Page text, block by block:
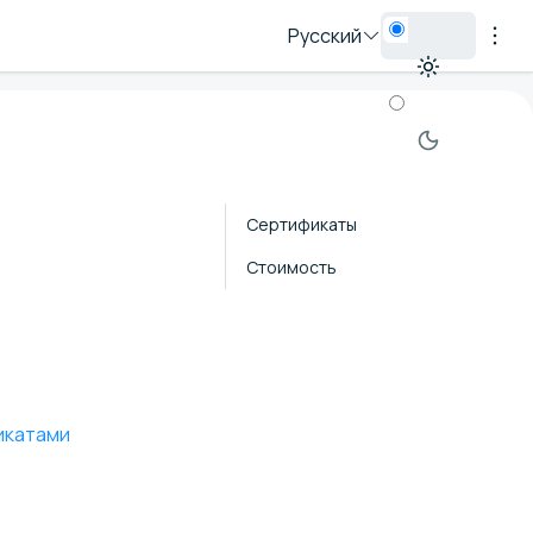
Русский
Сертификаты
Стоимость